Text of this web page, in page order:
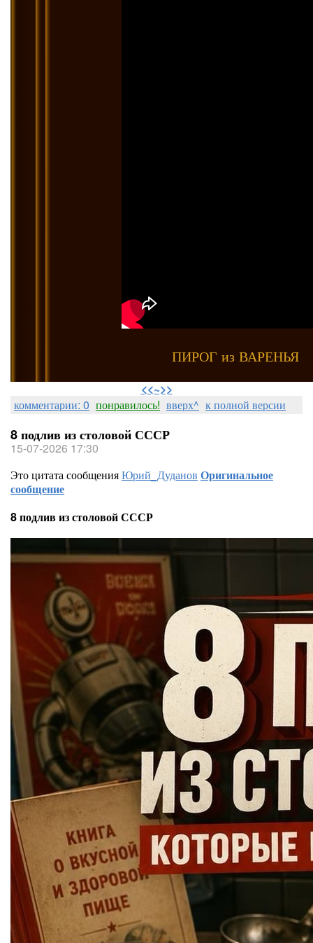
ПИРОГ из ВАРЕНЬЯ
<<~>>
комментарии: 0 понравилось! вверх^ к полной версии
8 подлив из столовой СССР
15-07-2026 17:30
Это цитата сообщенияЮрий_Дуданов Оригинальное
сообщение
8 подлив из столовой СССР